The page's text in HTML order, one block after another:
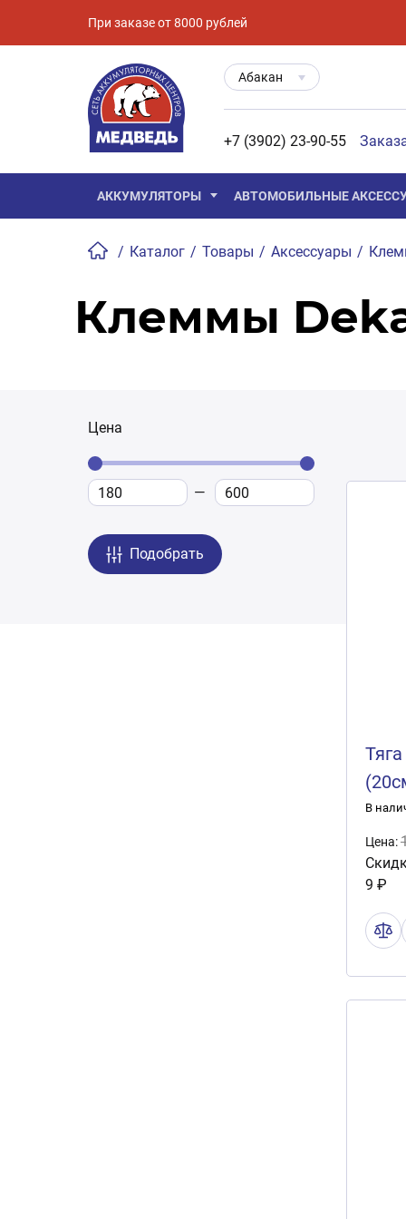
При заказе от 8000 рублей
Абакан
+7 (3902) 23-90-55
АККУМУЛЯТОРЫ АВТОМОБИЛЬНЫЕ
/ Каталог / Товары / Аксессуары /
Клеммы
Цена
Подобрать
В
Цена:
9 ₽